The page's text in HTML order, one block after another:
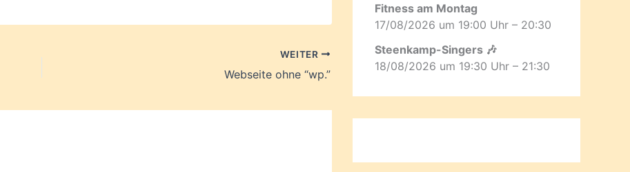
WEITER
Webseite ohne “wp.”
Fitness am Montag
17/08/2026 um 19:00 Uhr – 20:30
Steenkamp-Singers 🎶
18/08/2026 um 19:30 Uhr – 21:30